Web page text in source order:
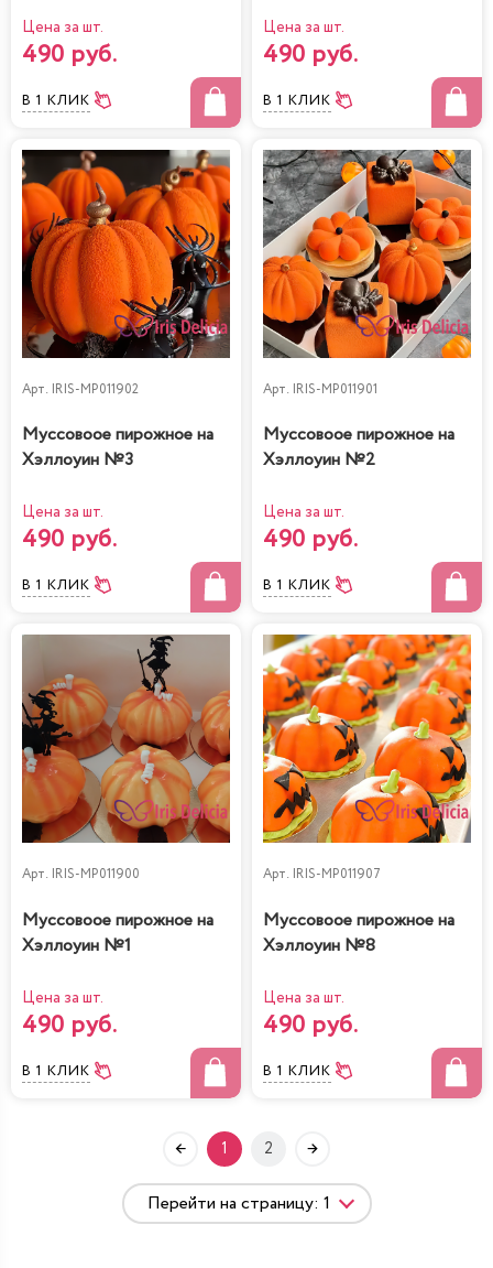
Цена за шт.
490 руб.
В 1 КЛИК
Цена за шт.
490 руб.
В 1 КЛИК
Арт. IRIS-MP011902
Муссовоое пирожное на
Хэллоуин №3
Цена за шт.
490 руб.
В 1 КЛИК
Арт. IRIS-MP011901
Муссовоое пирожное на
Хэллоуин №2
Цена за шт.
490 руб.
В 1 КЛИК
Арт. IRIS-MP011900
Муссовоое пирожное на
Хэллоуин №1
Цена за шт.
490 руб.
В 1 КЛИК
Арт. IRIS-MP011907
Муссовоое пирожное на
Хэллоуин №8
Цена за шт.
490 руб.
В 1 КЛИК
1 2